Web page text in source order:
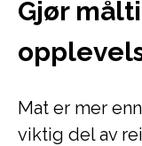
Gjør
Mat er mer
viktig del av